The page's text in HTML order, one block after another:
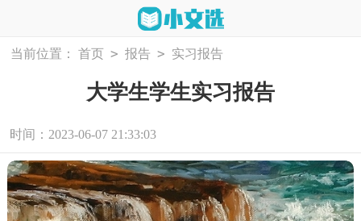
当前位置： 首页 > 报告 > 实习报告
大学生学生实习报告
时间：2023-06-07 21:33:03